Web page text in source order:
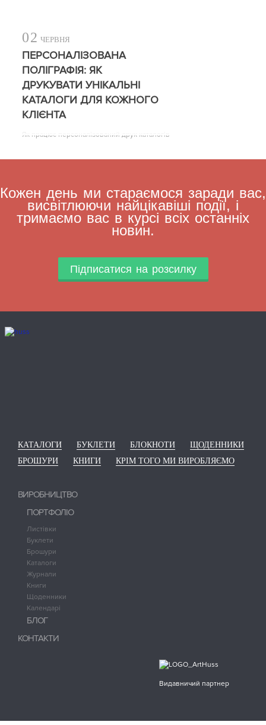
02 ЧЕРВНЯ
ПЕРСОНАЛІЗОВАНА
ПОЛІГРАФІЯ: ЯК
ДРУКУВАТИ УНІКАЛЬНІ
КАТАЛОГИ ДЛЯ КОЖНОГО
КЛІЄНТА
Як працює персоналізований друк каталогів
Кожен день ми стараємося заради вас,
висвітлюючи найцікавіші події, і
тримаємо вас в курсі всіх останніх
новин.
Підписатися на розсилку
КАТАЛОГИ БУКЛЕТИ БЛОКНОТИ
ЩОДЕННИКИ
БРОШУРИ
КНИГИ КРІМ ТОГО МИ ВИРОБЛЯЄМО
ВИРОБНИЦТВО
ПОРТФОЛІО
Листівки
Буклети
Брошури
Каталоги
Журнали
Книги
Щоденники
Календарі
БЛОГ
КОНТАКТИ
Видавничий партнер